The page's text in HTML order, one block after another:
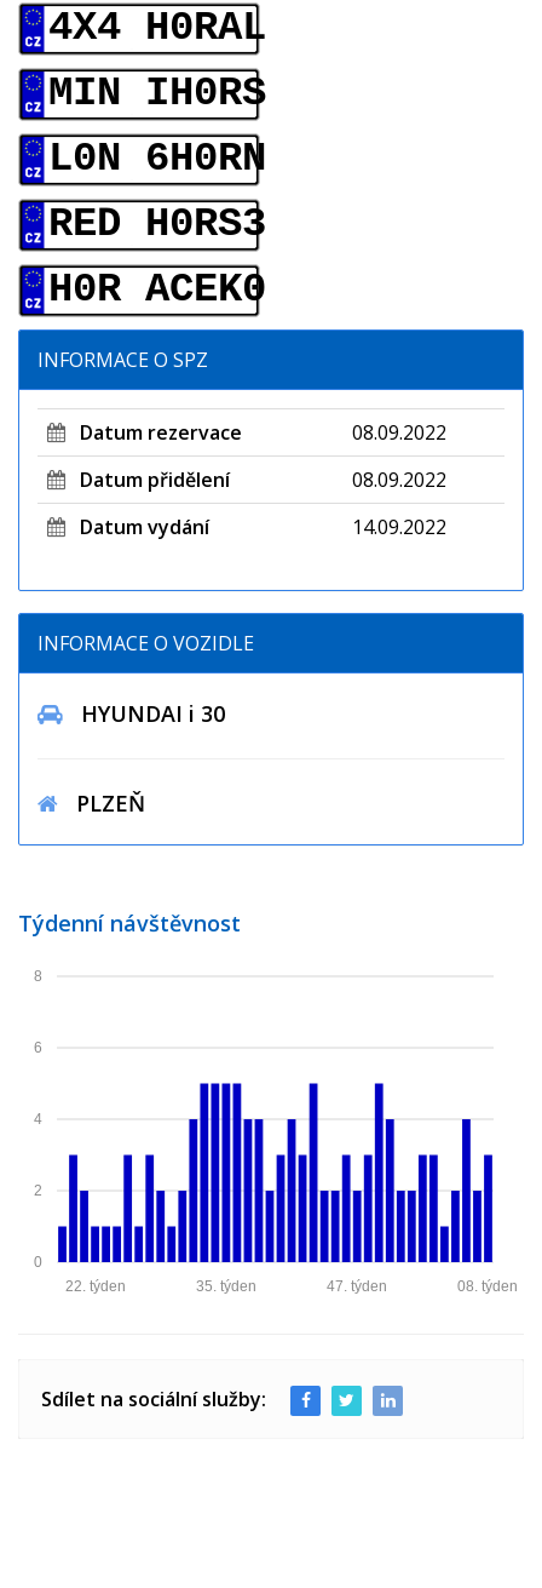
4X4 H0RAL
MIN IH0RS
L0N 6H0RN
RED H0RS3
H0R ACEK0
INFORMACE O SPZ
Datum rezervace
08.09.2022
Datum přidělení
08.09.2022
Datum vydání
14.09.2022
INFORMACE O VOZIDLE
HYUNDAI i 30
PLZEŇ
Týdenní návštěvnost
0
2
4
6
8
08. týden
47. týden
35. týden
22. týden
Sdílet na sociální služby: